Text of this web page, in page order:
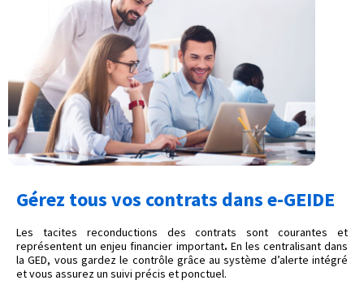
Gérez tous vos contrats dans e-GEIDE
Les tacites reconductions des contrats sont courantes et
représentent un enjeu financier important. En les centralisant dans
la GED, vous gardez le contrôle grâce au système d’alerte intégré
et vous assurez un suivi précis et ponctuel.